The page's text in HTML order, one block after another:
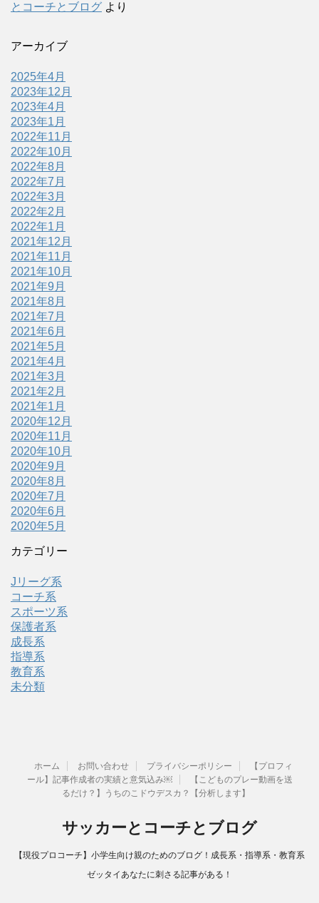
とコーチとブログ より
アーカイブ
2025年4月
2023年12月
2023年4月
2023年1月
2022年11月
2022年10月
2022年8月
2022年7月
2022年3月
2022年2月
2022年1月
2021年12月
2021年11月
2021年10月
2021年9月
2021年8月
2021年7月
2021年6月
2021年5月
2021年4月
2021年3月
2021年2月
2021年1月
2020年12月
2020年11月
2020年10月
2020年9月
2020年8月
2020年7月
2020年6月
2020年5月
カテゴリー
Jリーグ系
コーチ系
スポーツ系
保護者系
成長系
指導系
教育系
未分類
ホーム お問い合わせ プライバシーポリシー
【プロフィ
ール】記事作成者の実績と意気込み￼
【こどものプレー動画を送
るだけ？】うちのこドウデスカ？【分析します】
サッカーとコーチとブログ
【現役プロコーチ】小学生向け親のためのブログ！成長系・指導系・教育系
ゼッタイあなたに刺さる記事がある！